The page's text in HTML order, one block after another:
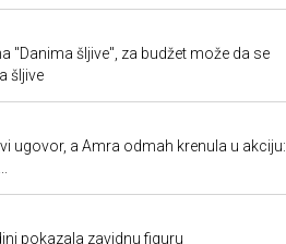
"Danima šljive", za budžet može da se
šljive
ugovor, a Amra odmah krenula u akciju:
pokazala zavidnu figuru